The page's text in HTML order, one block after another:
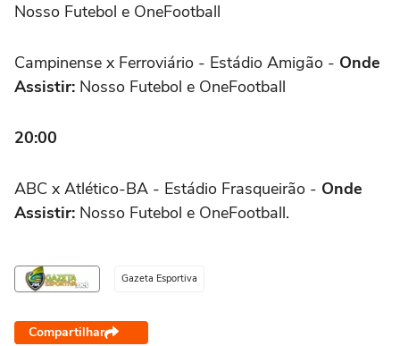
Nosso Futebol e OneFootball
Campinense x Ferroviário - Estádio Amigão - Onde
Assistir: Nosso Futebol e OneFootball
20:00
ABC x Atlético-BA - Estádio Frasqueirão - Onde
Assistir: Nosso Futebol e OneFootball.
Gazeta Esportiva
Compartilhar